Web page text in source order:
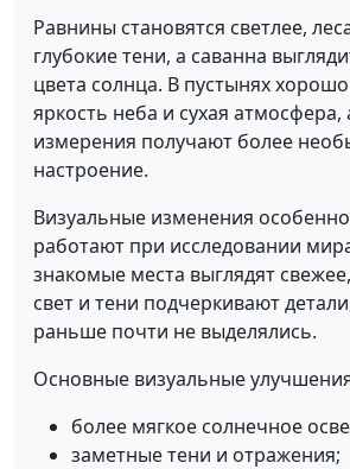
Равнины становятся светлее,
глубокие тени, а саванна
цвета солнца. В пустынях
яркость неба и сухая
измерения получают более
настроение.
Визуальные изменения
работают при исследовании
знакомые места выглядят
свет и тени подчеркивают
раньше почти не выделялись.
Основные визуальные
более мягкое солнечное
заметные тени и отражения;